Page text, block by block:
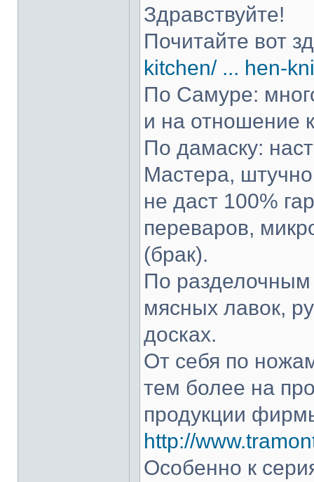
Здравствуйте!
Почитайте вот
kitchen/ ... hen-
По Самуре:
и на отношение
По дамаску:
Мастера,
не даст 100%
переваров,
(брак).
По разделочным
мясных лавок,
досках.
От себя по
тем более на
продукции
http://
Особенно к